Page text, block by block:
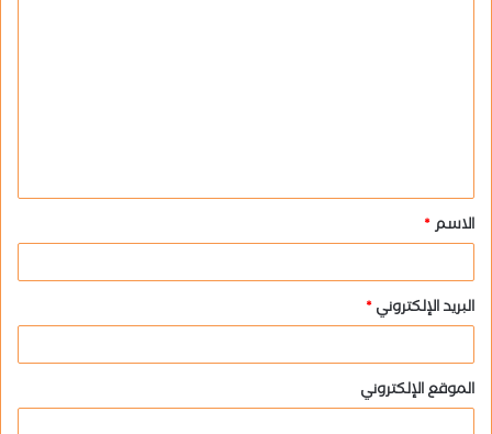
ق
*
الاسم*
البريد الإلكتروني*
الموقع الإلكتروني